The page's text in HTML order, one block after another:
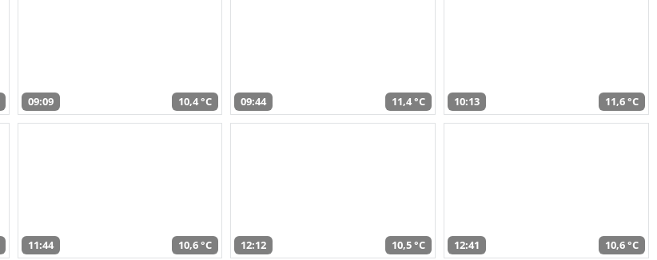
09:09 10,4 °C 09:44 11,4 °C 10:13 11,6 °C
11:44 10,6 °C 12:12 10,5 °C 12:41 10,6 °C